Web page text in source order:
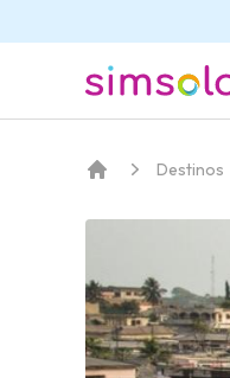
simsolo
Destinos